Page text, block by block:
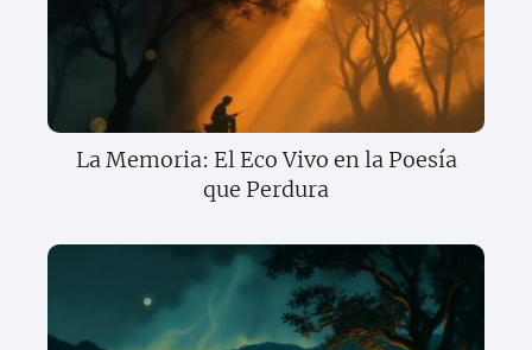
La Memoria: El Eco Vivo en la Poesía
que Perdura